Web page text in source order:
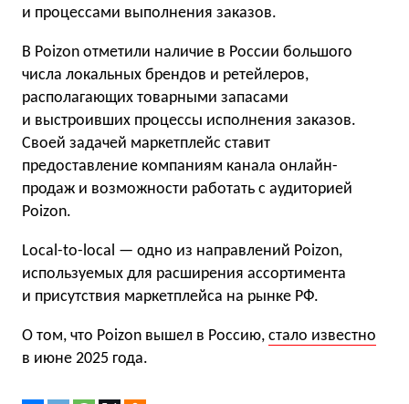
и процессами выполнения заказов.
В Poizon отметили наличие в России большого
числа локальных брендов и ретейлеров,
располагающих товарными запасами
и выстроивших процессы исполнения заказов.
Своей задачей маркетплейс ставит
предоставление компаниям канала онлайн-
продаж и возможности работать с аудиторией
Poizon.
Local-to-local — одно из направлений Poizon,
используемых для расширения ассортимента
и присутствия маркетплейса на рынке РФ.
О том, что Poizon вышел в Россию, стало известно
в июне 2025 года.